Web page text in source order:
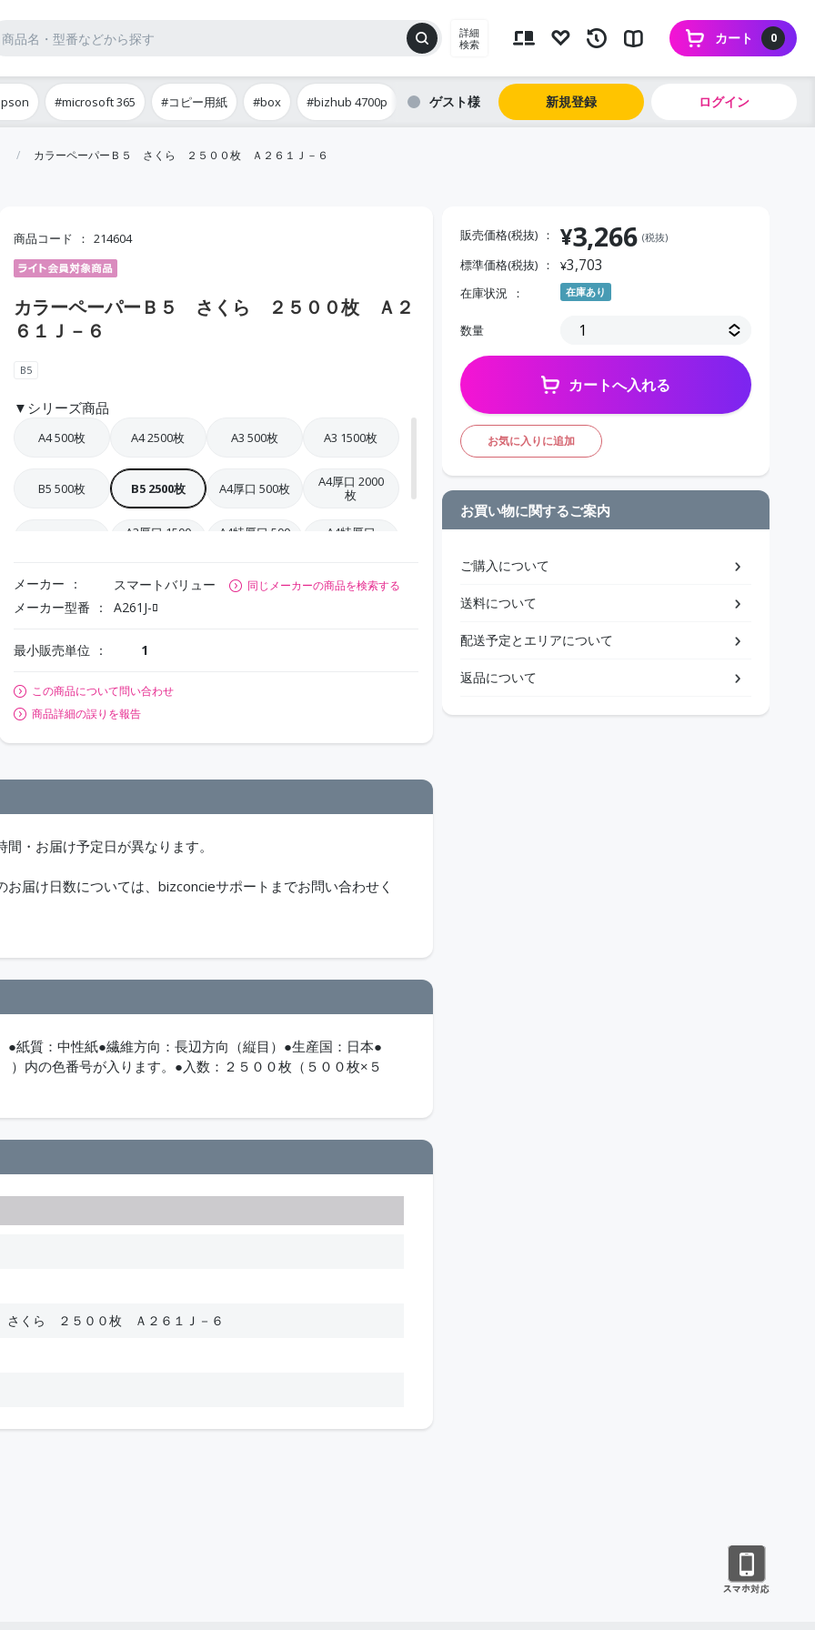
詳細
検索
0
カート
#microsoft 365 #コピー用紙 #box #bizhub 4700p ゲスト 新規登録 ログイン
カラーペーパーＢ５ さくら ２５００枚 Ａ２６１Ｊ－６
商品コード 214604
カラーペーパーＢ５ さくら ２５００枚 Ａ２
６１Ｊ－６
B5
▼シリーズ商品
A4 500枚 A4 2500枚 A3 500枚 A3 1500枚
B5 500枚 B5 2500枚 A4厚口 500枚
A4厚口 2000
枚
A3厚口 1500
A4特厚口 500
A4特厚口
メーカー スマートバリュー 同じメーカーの商品を検索する
メーカー型番 A261J-ﾛ
最小販売単位 1
この商品について問い合わせ
商品詳細の誤りを報告
・お届け予定日が異なります。
届け日数については、bizconcieサポートまでお問い合わせく
紙質：中性紙●繊維方向：長辺方向（縦目）●生産国：日本●
内の色番号が入ります。●入数：２５００枚（５００枚×５
さくら ２５００枚 Ａ２６１Ｊ－６
販売価格(税抜) ¥3,266 (税抜)
標準価格(税抜) ¥3,703
在庫状況 在庫あり
数量
カートへ入れる
お気に入りに追加
お買い物に関するご案内
ご購入について
送料について
配送予定とエリアについて
返品について